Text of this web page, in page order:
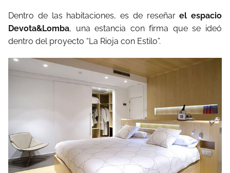
Dentro de las habitaciones, es de reseñarel espacio
Devota&Lomba, una estancia con firma que se ideó
dentro del proyecto “La Rioja con Estilo”.